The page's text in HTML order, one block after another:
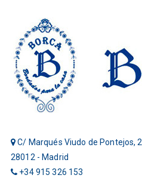
C/ Marqués Viudo de Pontejos, 2
28012 - Madrid
+34 915 326 153